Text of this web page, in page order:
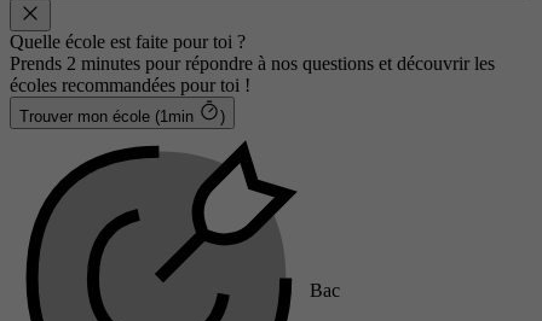
Quelle école est faite pour toi ?
Prends 2 minutes pour répondre à nos questions et découvrir les
écoles recommandées pour toi !
Trouver mon école (1min )
Bac